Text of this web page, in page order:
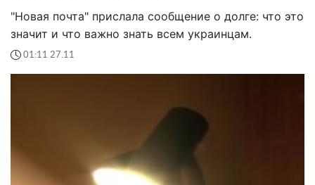
"Новая почта" прислала сообщение о долге: что это
значит и что важно знать всем украинцам.
01:11 27.11